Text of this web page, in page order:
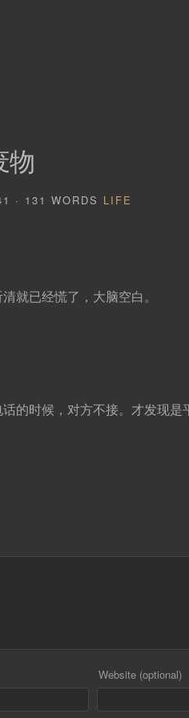
物
· 131 WORDS LIFE
就已经慌了，大脑空白。
的时候，对方不接。才发现是
Website (optional)